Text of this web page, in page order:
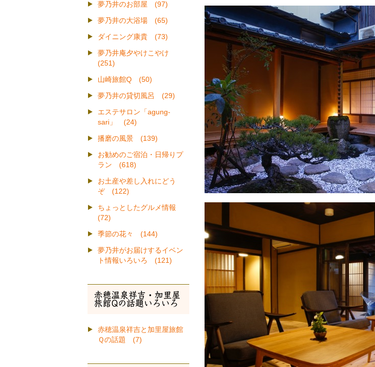
夢乃井のお部屋 (97)
夢乃井の大浴場 (65)
ダイニング康貴 (73)
夢乃井庵夕やけこやけ
(251)
山崎旅館Q (50)
夢乃井の貸切風呂 (29)
エステサロン「agung-
sari」 (24)
播磨の風景 (139)
お勧めのご宿泊・日帰りプ
ラン (618)
お土産や差し入れにどう
ぞ (122)
ちょっとしたグルメ情報
(72)
季節の花々 (144)
夢乃井がお届けするイベン
ト情報いろいろ (121)
赤穂温泉祥吉・加里屋
旅館Qの話題いろいろ
赤穂温泉祥吉と加里屋旅館
Ｑの話題 (7)